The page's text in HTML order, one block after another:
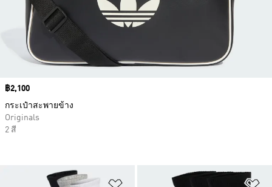
เพิ่มไปยังรายการสินค้าโปรด
Price
฿2,100
กระเป๋าสะพายข้าง
Originals
2 สี